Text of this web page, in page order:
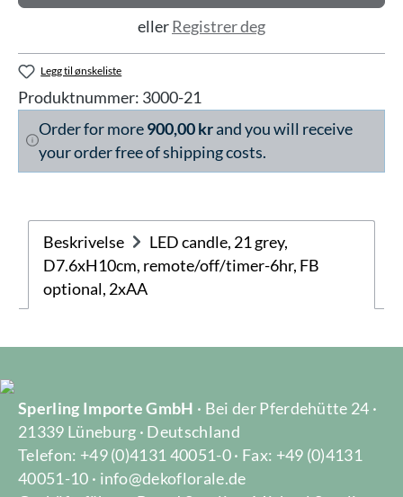
ellerRegistrer deg
Legg til ønskeliste
Produktnummer: 3000-21
Order for more900,00 krand you will receive
your order free of shipping costs.
Beskrivelse
LED candle, 21 grey,
D7.6xH10cm, remote/off/timer-6hr, FB
optional, 2xAA
Sperling Importe GmbH · Bei der Pferdehütte 24 ·
21339 Lüneburg · Deutschland
Telefon: +49 (0)4131 40051-0 · Fax: +49 (0)4131
40051-10 · info@dekoflorale.de